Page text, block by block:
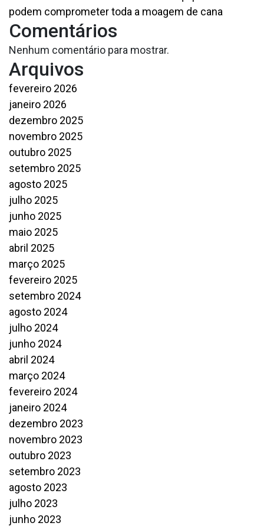
podem comprometer toda a moagem de cana
Comentários
Nenhum comentário para mostrar.
Arquivos
fevereiro 2026
janeiro 2026
dezembro 2025
novembro 2025
outubro 2025
setembro 2025
agosto 2025
julho 2025
junho 2025
maio 2025
abril 2025
março 2025
fevereiro 2025
setembro 2024
agosto 2024
julho 2024
junho 2024
abril 2024
março 2024
fevereiro 2024
janeiro 2024
dezembro 2023
novembro 2023
outubro 2023
setembro 2023
agosto 2023
julho 2023
junho 2023